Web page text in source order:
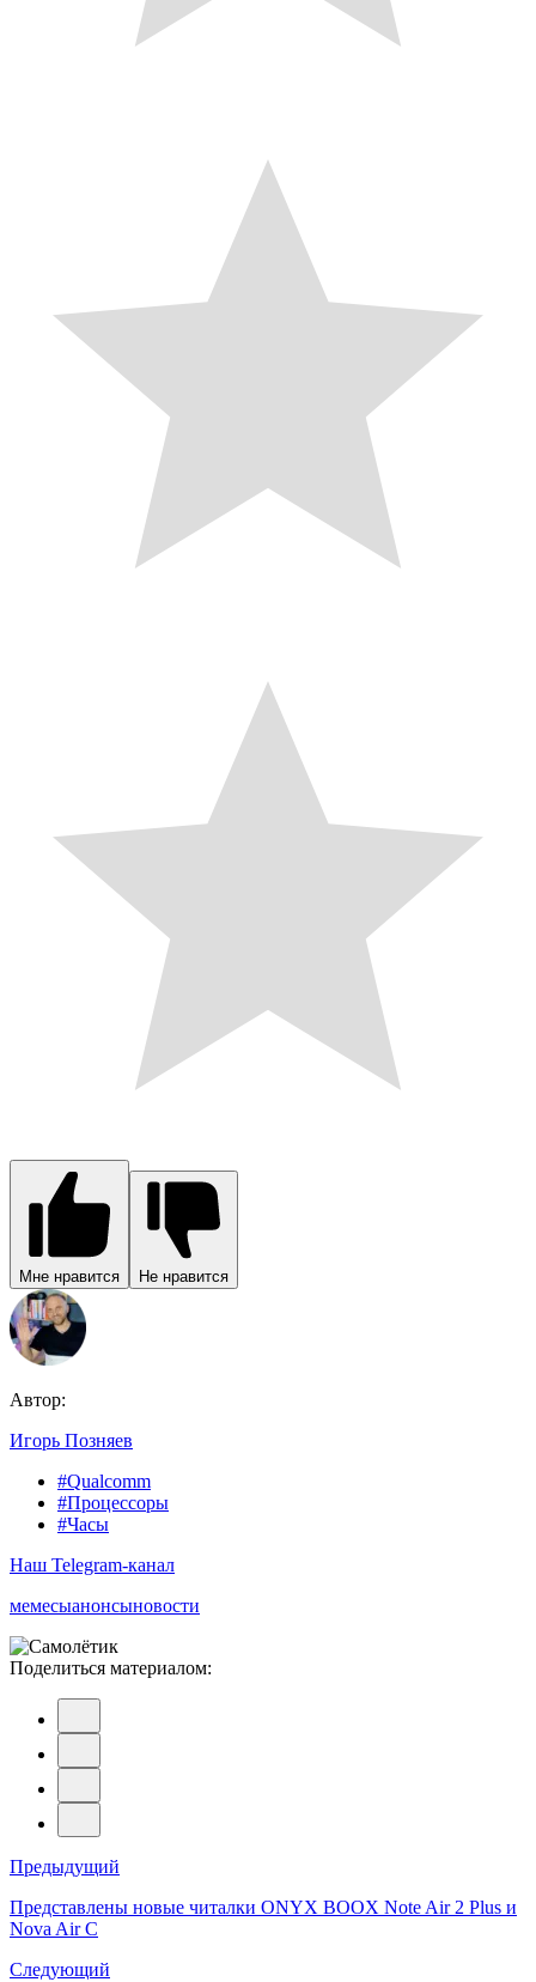
Мне нравится Не нравится
Автор:
Игорь Позняев
#Qualcomm
#Процессоры
#Часы
Наш Telegram-канал
мемесыанонсыновости
Поделиться материалом:
Навигация
по
записям
Предыдущий
Представлены новые читалки ONYX BOOX Note Air 2 Plus и
Nova Air C
Следующий